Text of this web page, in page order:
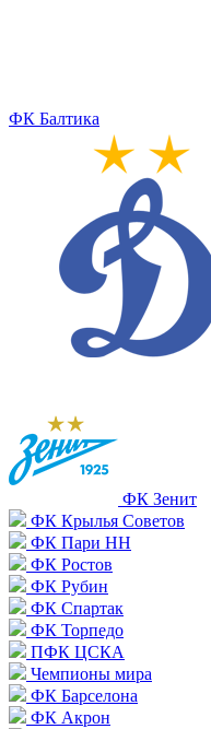
ФК Балтика
ФК Зенит
ФК Крылья Советов
ФК Пари НН
ФК Ростов
ФК Рубин
ФК Спартак
ФК Торпедо
ПФК ЦСКА
Чемпионы мира
ФК Барселона
ФК Акрон